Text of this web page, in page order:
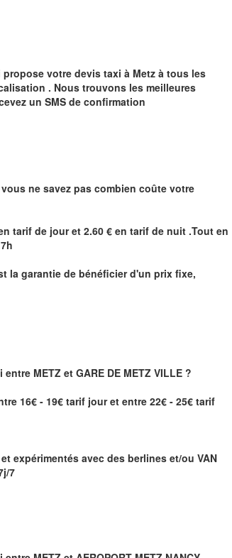
votre devis taxi à Metz à tous les
. Nous trouvons les meilleures
un SMS de confirmation
vous ne savez pas combien coûte votre
tarif de jour et 2.60 € en tarif de nuit .Tout en
la garantie de bénéficierd'un prix fixe,
entre METZ et GARE DE METZ VILLE ?
16€ - 19€ tarif jour et entre 22€ - 25€ tarif
expérimentés avec des berlines et/ou VAN
7